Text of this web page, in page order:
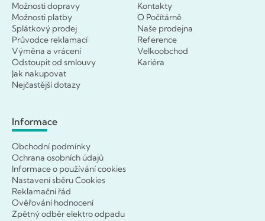
Možnosti dopravy
Možnosti platby
Splátkový prodej
Průvodce reklamací
Výměna a vrácení
Odstoupit od smlouvy
Jak nakupovat
Nejčastější dotazy
Kontakty
O Počítárně
Naše prodejna
Reference
Velkoobchod
Kariéra
Informace
Obchodní podmínky
Ochrana osobních údajů
Informace o používání cookies
Nastavení sběru Cookies
Reklamační řád
Ověřování hodnocení
Zpětný odběr elektro odpadu